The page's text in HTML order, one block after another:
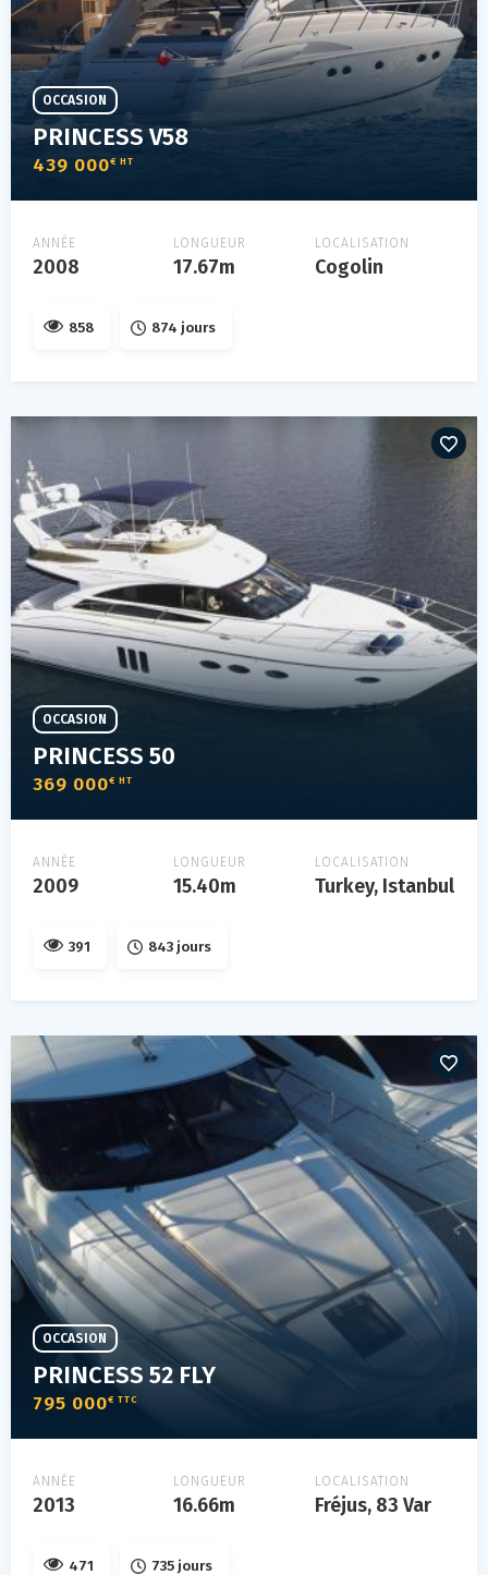
PRINCESS V58
439 000€ HT
OCCASION
ANNÉE
2008
LONGUEUR
17.67m
LOCALISATION
Cogolin
858 874 jours
PRINCESS 50
369 000€ HT
OCCASION
ANNÉE
2009
LONGUEUR
15.40m
LOCALISATION
Turkey, Istanbul
391 843 jours
PRINCESS 52 FLY
795 000€ TTC
OCCASION
ANNÉE
2013
LONGUEUR
16.66m
LOCALISATION
Fréjus, 83 Var
471 735 jours